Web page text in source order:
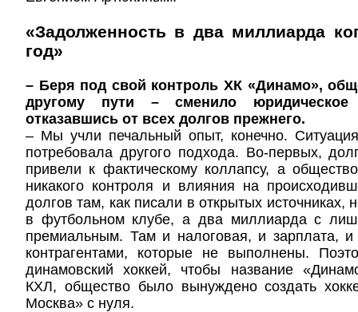
«Задолженность в два миллиарда
год»
– Беря под свой контроль ХК «Динамо»,
другому пути – сменило юридическое
отказавшись от всех долгов прежнего.
– Мы учли печальный опыт, конечно.
потребовала другого подхода. Во-первых,
привели к фактическому коллапсу, а
никакого контроля и влияния на
долгов там, как писали в открытых источниках,
в футбольном клубе, а два миллиарда с
премиальным. Там и налоговая, и зарплата, и
контрагентами, которые не выполнены.
динамовский хоккей, чтобы название
КХЛ, общество было вынуждено создать
Москва» с нуля.